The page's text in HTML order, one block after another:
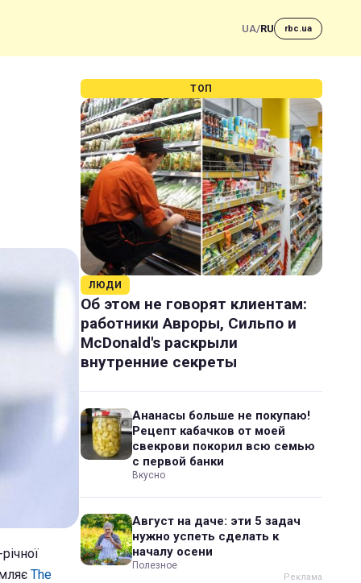
UA/RU rbc.ua
The
ТОП
ЛЮДИ
Об этом не говорят клиентам:
работники Авроры, Сильпо и
McDonald's раскрыли
внутренние секреты
Ананасы больше не покупаю!
Рецепт кабачков от моей
свекрови покорил всю семью
с первой банки
Вкусно
Август на даче: эти 5 задач
нужно успеть сделать к
началу осени
Полезное